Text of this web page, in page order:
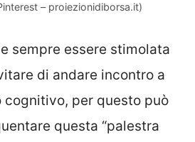
– proiezionidiborsa.it)
sempre essere stimolata
di andare incontro a
cognitivo, per questo può
questa “palestra